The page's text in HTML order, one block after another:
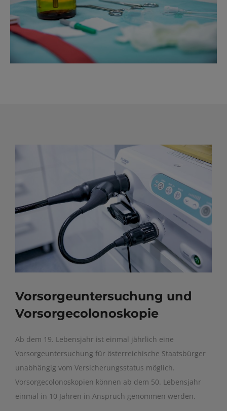
Vorsorgeuntersuchung und
Vorsorgecolonoskopie
Ab dem 19. Lebensjahr ist einmal jährlich eine
Vorsorgeuntersuchung für österreichische Staatsbürger
unabhängig vom Versicherungsstatus möglich.
Vorsorgecolonoskopien können ab dem 50. Lebensjahr
einmal in 10 Jahren in Anspruch genommen werden.